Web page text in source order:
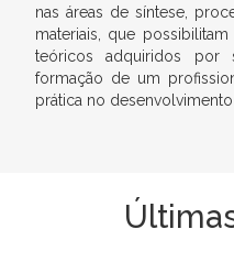
nas áreas de síntese,
materiais, que
teóricos adquiridos por
formação de um
prática no